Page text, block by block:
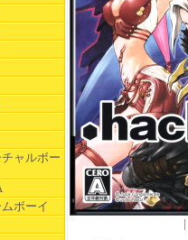
ャルボー
ボーイ